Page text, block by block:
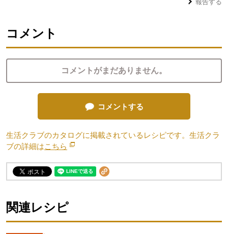
報告する
コメント
コメントがまだありません。
コメントする
生活クラブのカタログに掲載されているレシピです。生活クラ
ブの詳細はこちら 別のウィンドウで開きます。
関連レシピ